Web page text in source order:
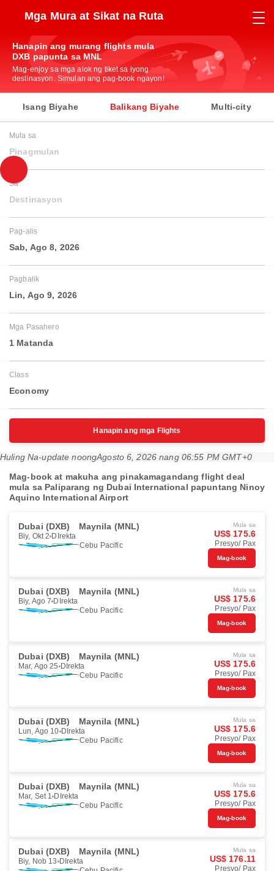
Mga Mura at Sikat na Ruta
Hanapin ang murang flights mula
DXB papunta sa MNL
Mag-enjoy sa mga alok ng tiket sa iyong
destinasyon. Simulan ang pag-book ngayon!
Isang Biyahe Balikang Biyahe Multi-city
Mula sa
Pinagmulan
Sa
Destinasyon
Pag-alis
Sab, Ago 8, 2026
Pagbalik
Lin, Ago 9, 2026
Mga Pasahero
1 Matanda
Class
Economy
Hanapin ang mga Flights
Huling Na-update noongAgosto 6, 2026 nang 06:55 PM GMT+0
Mag-book at makuha ang pinakamagandang flight deal
mula sa Paliparang ng Dubai International papuntang Ninoy
Aquino International Airport
Dubai (DXB) Maynila (MNL)
Biy, Okt 2 DIrekta
Cebu Pacific
Mula sa
US$ 175.6
Presyo/ Pax
Mag-book
Dubai (DXB) Maynila (MNL)
Biy, Ago 7 DIrekta
Cebu Pacific
Mula sa
US$ 175.6
Presyo/ Pax
Mag-book
Dubai (DXB) Maynila (MNL)
Mar, Ago 25 DIrekta
Cebu Pacific
Mula sa
US$ 175.6
Presyo/ Pax
Mag-book
Dubai (DXB) Maynila (MNL)
Lun, Ago 10 DIrekta
Cebu Pacific
Mula sa
US$ 175.6
Presyo/ Pax
Mag-book
Dubai (DXB) Maynila (MNL)
Mar, Set 1 DIrekta
Cebu Pacific
Mula sa
US$ 175.6
Presyo/ Pax
Mag-book
Dubai (DXB) Maynila (MNL)
Biy, Nob 13 DIrekta
Mula sa
US$ 176.11
Presyo/ Pax